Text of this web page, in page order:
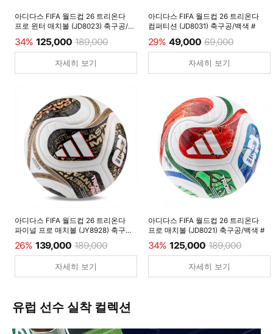
아디다스 FIFA 월드컵 26 트리온다
프로 윈터 매치볼 (JD8023) 축구공/
34% 125,000 189,000
자세히 보기
아디다스 FIFA 월드컵 26 트리온다
컴퍼티션 (JD8031) 축구공/백색 #
29% 49,000 69,000
자세히 보기
아디다스 FIFA 월드컵 26 트리온다
파이널 프로 매치볼 (JY8928) 축구공/
26% 139,000 189,000
자세히 보기
아디다스 FIFA 월드컵 26 트리온다
프로 매치볼 (JD8021) 축구공/백색 #
34% 125,000 189,000
자세히 보기
유럽 선수 실착 컬렉션